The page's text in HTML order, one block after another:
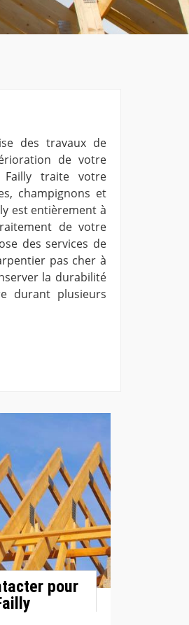
des travaux de
de votre
Failly traite votre
champignons et
est entièrement à
de votre
des services de
pas cher à
la durabilité
durant plusieurs
pour